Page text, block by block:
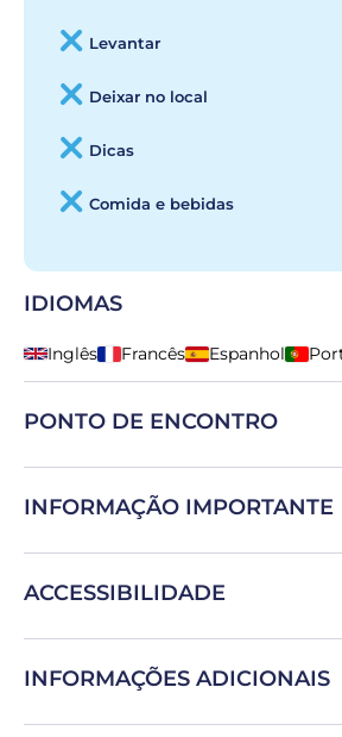
Levantar
Deixar no local
Dicas
Comida e bebidas
IDIOMAS
Inglês Francês Espanhol
PONTO DE ENCONTRO
4450 Leça da Palmeira, Portugal
INFORMAÇÃO IMPORTANTE
ACCESSIBILIDADE
Mulheres grávidas, pessoas com
INFORMAÇÕES ADICIONAIS